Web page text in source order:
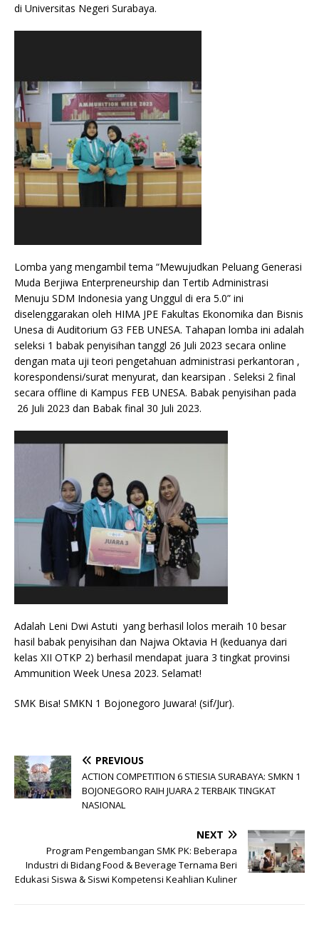
di Universitas Negeri Surabaya.
Lomba yang mengambil tema “Mewujudkan Peluang Generasi
Muda Berjiwa Enterpreneurship dan Tertib Administrasi
Menuju SDM Indonesia yang Unggul di era 5.0” ini
diselenggarakan oleh HIMA JPE Fakultas Ekonomika dan Bisnis
Unesa di Auditorium G3 FEB UNESA. Tahapan lomba ini adalah
seleksi 1 babak penyisihan tanggl 26 Juli 2023 secara online
dengan mata uji teori pengetahuan administrasi perkantoran ,
korespondensi/surat menyurat, dan kearsipan . Seleksi 2 final
secara offline di Kampus FEB UNESA. Babak penyisihan pada
26 Juli 2023 dan Babak final 30 Juli 2023.
Adalah Leni Dwi Astuti yang berhasil lolos meraih 10 besar
hasil babak penyisihan dan Najwa Oktavia H (keduanya dari
kelas XII OTKP 2) berhasil mendapat juara 3 tingkat provinsi
Ammunition Week Unesa 2023. Selamat!
SMK Bisa! SMKN 1 Bojonegoro Juwara! (sif/Jur).
PREVIOUS
ACTION COMPETITION 6 STIESIA SURABAYA: SMKN 1
BOJONEGORO RAIH JUARA 2 TERBAIK TINGKAT
NASIONAL
NEXT
Program Pengembangan SMK PK: Beberapa
Industri di Bidang Food & Beverage Ternama Beri
Edukasi Siswa & Siswi Kompetensi Keahlian Kuliner